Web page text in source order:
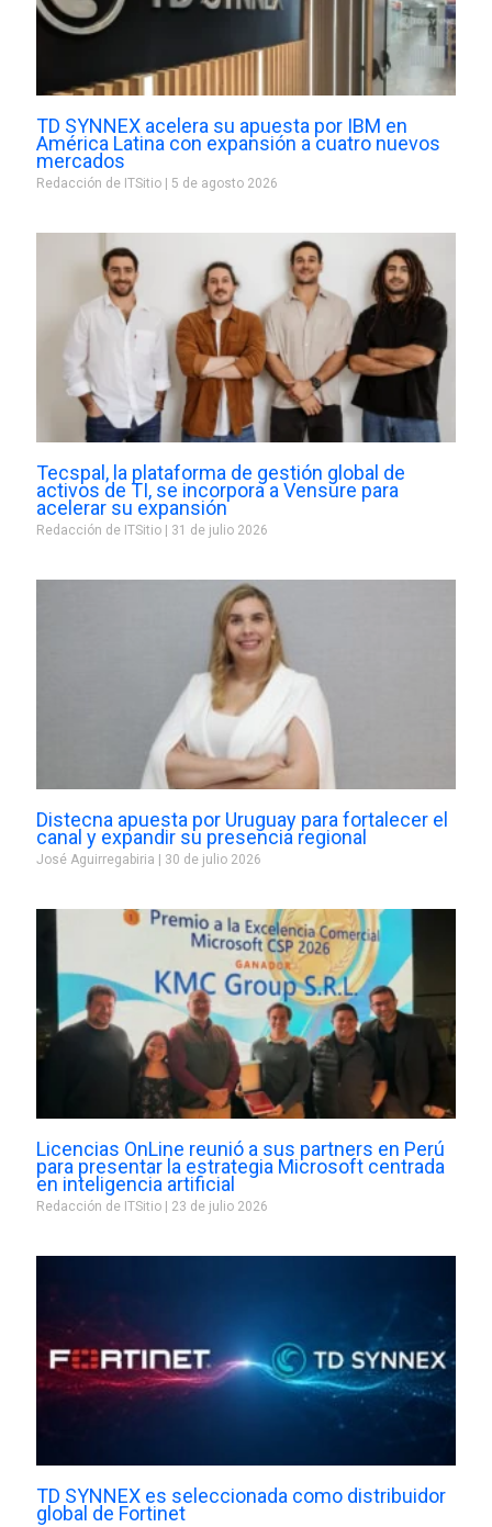
TD SYNNEX acelera su apuesta por IBM en
América Latina con expansión a cuatro nuevos
mercados
Redacción de ITSitio 5 de agosto 2026
Tecspal, la plataforma de gestión global de
activos de TI, se incorpora a Vensure para
acelerar su expansión
Redacción de ITSitio 31 de julio 2026
Distecna apuesta por Uruguay para fortalecer el
canal y expandir su presencia regional
José Aguirregabiria 30 de julio 2026
Licencias OnLine reunió a sus partners en Perú
para presentar la estrategia Microsoft centrada
en inteligencia artificial
Redacción de ITSitio 23 de julio 2026
TD SYNNEX es seleccionada como distribuidor
global de Fortinet